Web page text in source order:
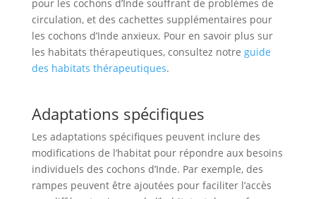
pour les cochons d’Inde souffrant de problèmes de
circulation, et des cachettes supplémentaires pour
les cochons d’Inde anxieux. Pour en savoir plus sur
les habitats thérapeutiques, consultez notre guide
des habitats thérapeutiques.
Adaptations spécifiques
Les adaptations spécifiques peuvent inclure des
modifications de l’habitat pour répondre aux besoins
individuels des cochons d’Inde. Par exemple, des
rampes peuvent être ajoutées pour faciliter l’accès